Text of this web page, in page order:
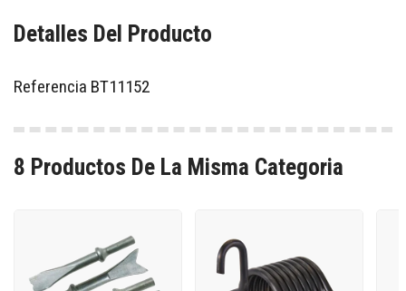
Detalles Del Producto
Referencia BT11152
8 Productos De La Misma Categoria